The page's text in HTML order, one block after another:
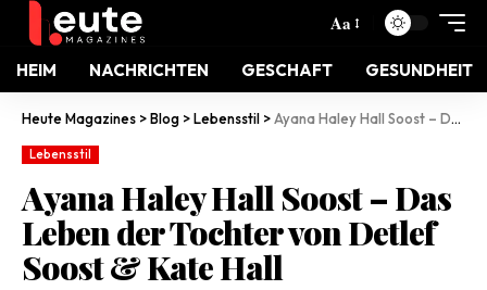
Aa
HEIM NACHRICHTEN GESCHAFT GESUNDHEIT
Heute Magazines >Blog >Lebensstil >Ayana Haley Hall Soost – Das Leben der Tochter von Detlef Soost & Kate Hall
Lebensstil
Ayana Haley Hall Soost – Das
Leben der Tochter von Detlef
Soost & Kate Hall